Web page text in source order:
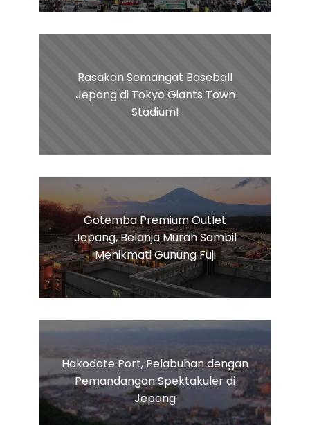
Rasakan Semangat Baseball
Jepang di Tokyo Giants Town
Stadium!
Gotemba Premium Outlet
Jepang, Belanja Murah Sambil
Menikmati Gunung Fuji
Hakodate Port, Pelabuhan dengan
Pemandangan Spektakuler di
Jepang